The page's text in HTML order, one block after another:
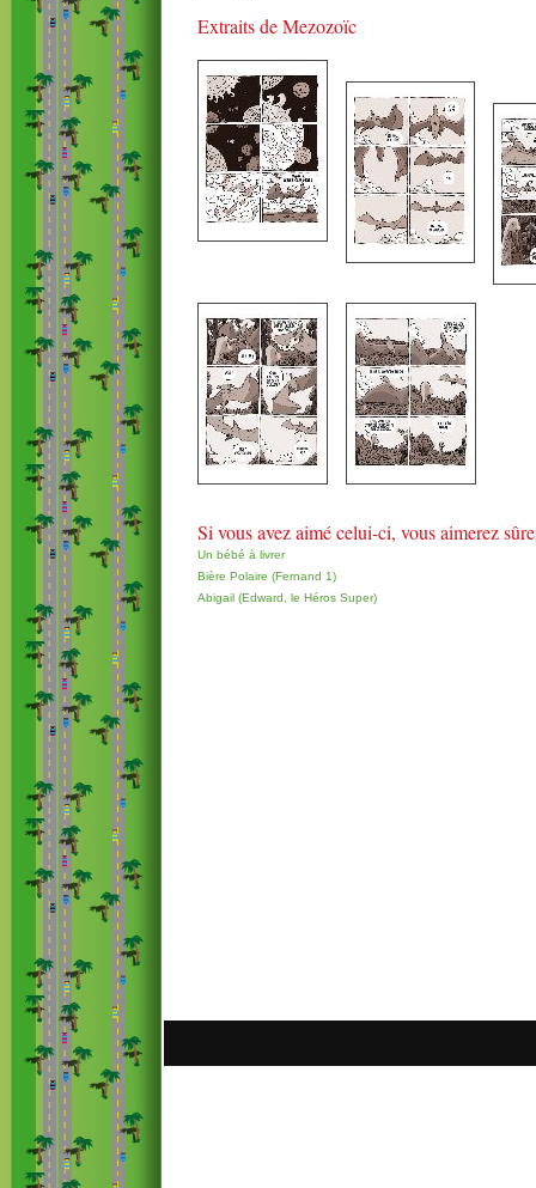
Extraits de Mezozoïc
Si vous avez aimé celui-ci, vous aimerez
Un bébé à livrer
Bière Polaire (Fernand 1)
Abigail (Edward, le Héros Super)